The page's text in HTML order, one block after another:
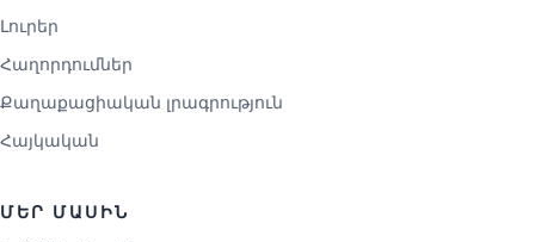
Լուրեր
Հաղորդումներ
Քաղաքացիական լրագրություն
Հայկական
ՄԵՐ ՄԱՍԻՆ